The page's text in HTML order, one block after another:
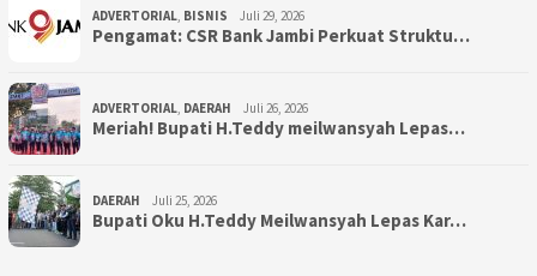
ADVERTORIAL, BISNIS Juli 29, 2026
Pengamat: CSR Bank Jambi Perkuat Struktu…
ADVERTORIAL, DAERAH Juli 26, 2026
Meriah! Bupati H.Teddy meilwansyah Lepas…
DAERAH Juli 25, 2026
Bupati Oku H.Teddy Meilwansyah Lepas Kar…